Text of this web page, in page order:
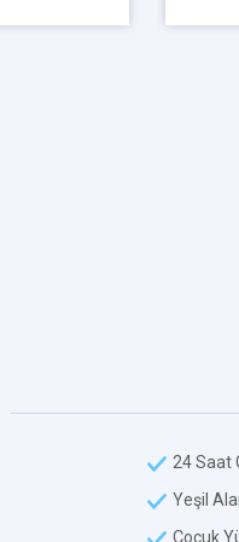
24 Saat
Yeşil
Çocuk